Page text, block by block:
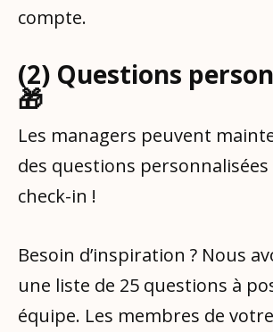
compte.
(2) Questions
🎁
Les managers peuvent
des questions personnalisées
check-in !
Besoin d’inspiration ? Nous
une liste de 25 questions à
équipe. Les membres de